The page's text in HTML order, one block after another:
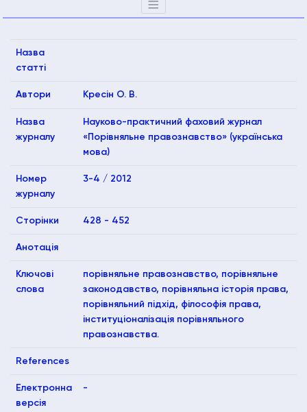
Назва
статті
Автори Кресін О. В.
Назва
журналу
Науково-практичний фаховий журнал
«Порівняльне правознавство» (українська
мова)
Номер
журналу
3-4 / 2012
Сторінки 428 - 452
Анотація
Ключові
слова
порівняльне правознавство, порівняльне
законодавство, порівняльна історія права,
порівняльний підхід, філософія права,
інституціоналізація порівняльного
правознавства.
References
Електронна
версія
-